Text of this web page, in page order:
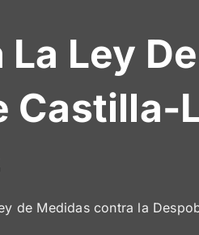
La Ley
Castilla-
de Medidas contra la